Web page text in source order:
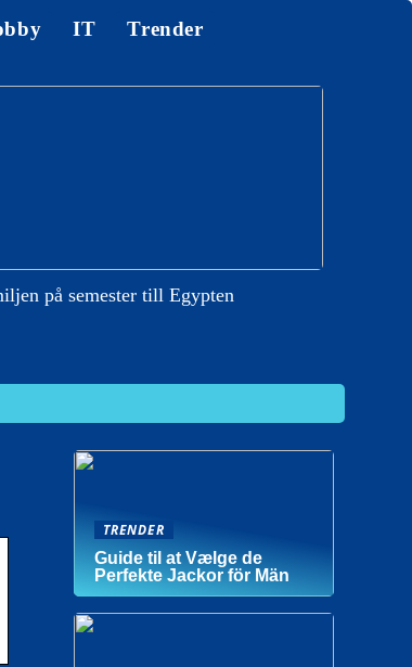
IT Trender
på semester till Egypten
TRENDER
Guide til at Vælge de
Perfekte Jackor för Män